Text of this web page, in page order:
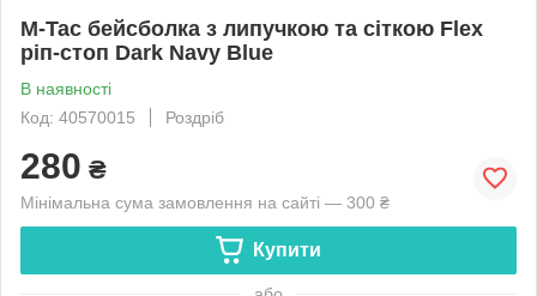
M-Tac бейсболка з липучкою та сіткою Flex
ріп-стоп Dark Navy Blue
В наявності
Код: 40570015
Роздріб
280 ₴
Мінімальна сума замовлення на сайті — 300 ₴
Купити